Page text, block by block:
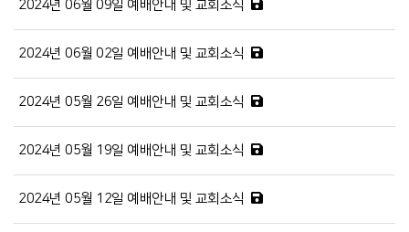
2024년 06월 09일 예배안내 및 교회소식
2024년 06월 02일 예배안내 및 교회소식
2024년 05월 26일 예배안내 및 교회소식
2024년 05월 19일 예배안내 및 교회소식
2024년 05월 12일 예배안내 및 교회소식